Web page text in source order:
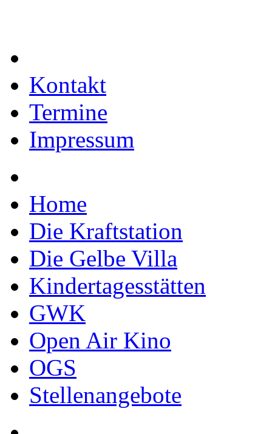
Kontakt
Termine
Impressum
Home
Die Kraftstation
Die Gelbe Villa
Kindertagesstätten
GWK
Open Air Kino
OGS
Stellenangebote